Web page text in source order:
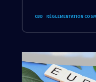
CBD RÈGLEMENTATION